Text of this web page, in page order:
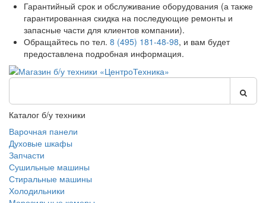
Гарантийный срок и обслуживание оборудования (а также
гарантированная скидка на последующие ремонты и
запасные части для клиентов компании).
Обращайтесь по тел. 8 (495) 181-48-98, и вам будет
предоставлена подробная информация.
Каталог б/у техники
Варочная панели
Духовые шкафы
Запчасти
Сушильные машины
Стиральные машины
Холодильники